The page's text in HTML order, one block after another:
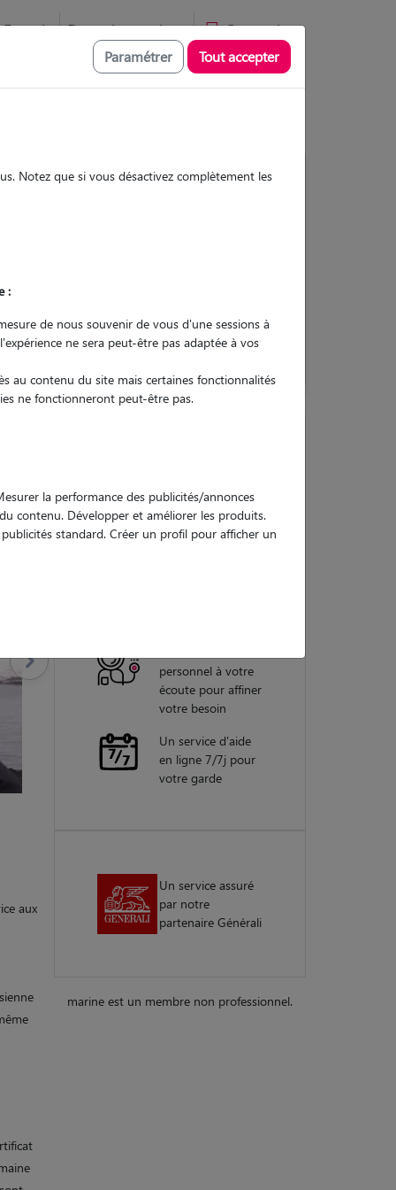
Favoris Devenir pet sitter Connexion
aux
engagement
garanties
personnel à votre
écoute pour affiner
votre besoin
Un service d'aide
en ligne 7/7j pour
votre garde
Un service assuré
par notre
partenaire Générali
marine est un membre non professionnel.
Paramétrer Tout accepter
Notez que si vous désactivez complètement les
:
de nous souvenir de vous d'une sessions à
ne sera peut-être pas adaptée à vos
au contenu du site mais certaines fonctionnalités
ne fonctionneront peut-être pas.
la performance des publicités/annonces
contenu. Développer et améliorer les produits.
standard. Créer un profil pour afficher un